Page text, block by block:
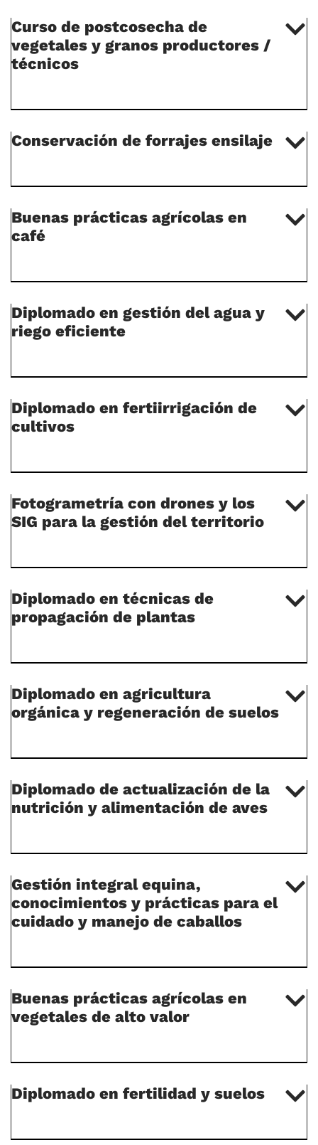
Curso de postcosecha de
vegetales y granos productores /
técnicos
Conservación de forrajes ensilaje
Buenas prácticas agrícolas en
café
Diplomado en gestión del agua y
riego eficiente
Diplomado en fertiirrigación de
cultivos
Fotogrametría con drones y los
SIG para la gestión del territorio
Diplomado en técnicas de
propagación de plantas
Diplomado en agricultura
orgánica y regeneración de suelos
Diplomado de actualización de la
nutrición y alimentación de aves
Gestión integral equina,
conocimientos y prácticas para el
cuidado y manejo de caballos
Buenas prácticas agrícolas en
vegetales de alto valor
Diplomado en fertilidad y suelos